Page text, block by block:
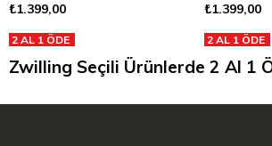
₺1.399,00
2 AL 1 ÖDE
₺1.399,00
2 AL 1 ÖDE
Zwilling Seçili Ürünlerde 2 Al 1